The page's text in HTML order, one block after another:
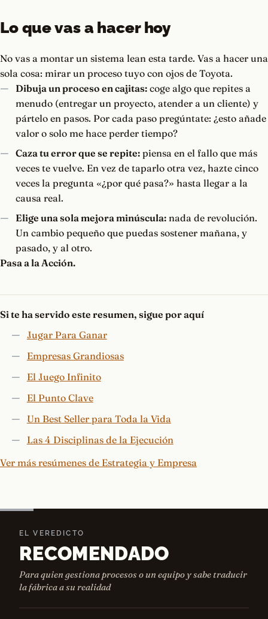
Lo que vas a hacer hoy
No vas a montar un sistema lean esta tarde. Vas a hacer una
sola cosa: mirar un proceso tuyo con ojos de Toyota.
Dibuja un proceso en cajitas:coge algo que repites a
menudo (entregar un proyecto, atender a un cliente) y
pártelo en pasos. Por cada paso pregúntate: ¿esto añade
valor o solo me hace perder tiempo?
Caza tu error que se repite:piensa en el fallo que más
veces te vuelve. En vez de taparlo otra vez, hazte cinco
veces la pregunta «¿por qué pasa?» hasta llegar a la
causa real.
Elige una sola mejora minúscula:nada de revolución.
Un cambio pequeño que puedas sostener mañana, y
pasado, y al otro.
Pasa a la Acción.
Si te ha servido este resumen, sigue por aquí
Jugar Para Ganar
Empresas Grandiosas
El Juego Infinito
El Punto Clave
Un Best Seller para Toda la Vida
Las 4 Disciplinas de la Ejecución
Ver más resúmenes de Estrategia y Empresa
EL VEREDICTO
RECOMENDADO
Para quien gestiona procesos o un equipo y sabe traducir
la fábrica a su realidad